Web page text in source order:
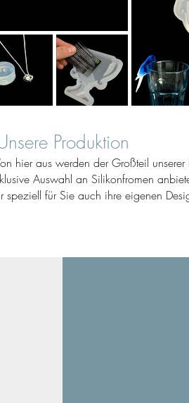
Produktion
hier aus werden der Großteil
Auswahl an Silikonfromen
speziell für Sie auch ihre eigenen